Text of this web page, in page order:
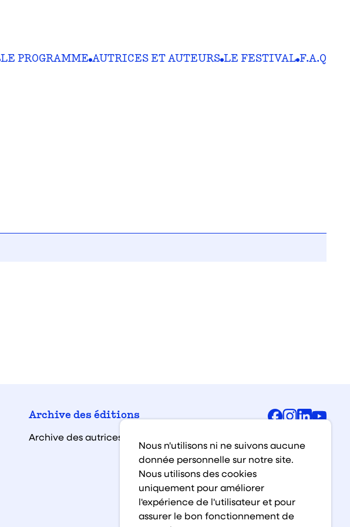
LE PROGRAMME AUTRICES ET AUTEURS LE FESTIVAL F.A.Q
Archive des éditions
Archive des autrices et auteurs
Facebook
Nous n'utilisons ni ne suivons aucune
donnée personnelle sur notre site.
Nous utilisons des cookies
uniquement pour améliorer
l'expérience de l'utilisateur et pour
assurer le bon fonctionnement de